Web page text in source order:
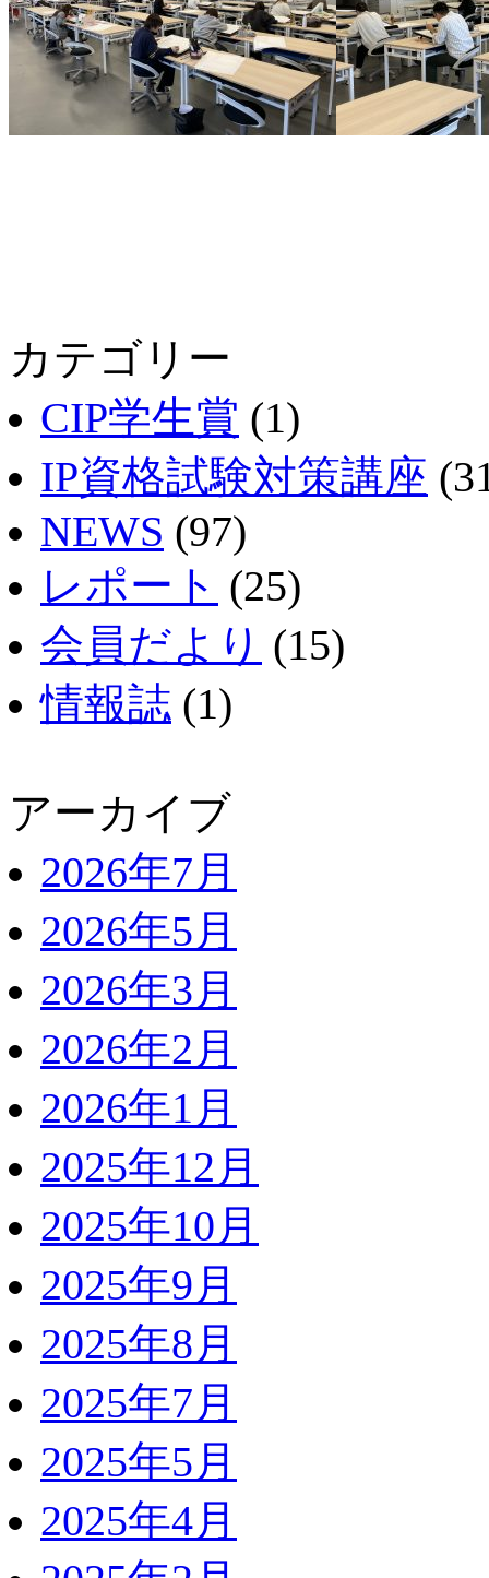
カテゴリー
CIP学生賞 (1)
IP資格試験対策講座
NEWS (97)
レポート (25)
会員だより (15)
情報誌 (1)
アーカイブ
2026年7月
2026年5月
2026年3月
2026年2月
2026年1月
2025年12月
2025年10月
2025年9月
2025年8月
2025年7月
2025年5月
2025年4月